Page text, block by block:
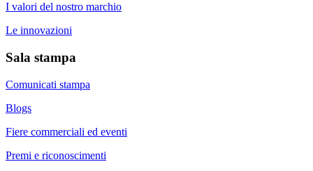
I valori del nostro marchio
Le innovazioni
Sala stampa
Comunicati stampa
Blogs
Fiere commerciali ed eventi
Premi e riconoscimenti